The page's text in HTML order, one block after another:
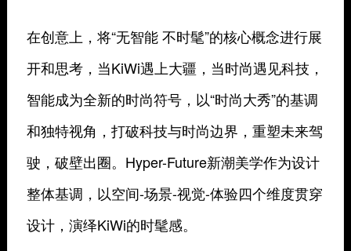
在创意上，将“无智能 不时髦”的核心概念进行展
开和思考，当KiWi遇上大疆，当时尚遇见科技，
智能成为全新的时尚符号，以“时尚大秀”的基调
和独特视角，打破科技与时尚边界，重塑未来驾
驶，破壁出圈。Hyper-Future新潮美学作为设计
整体基调，以空间-场景-视觉-体验四个维度贯穿
设计，演绎KiWi的时髦感。